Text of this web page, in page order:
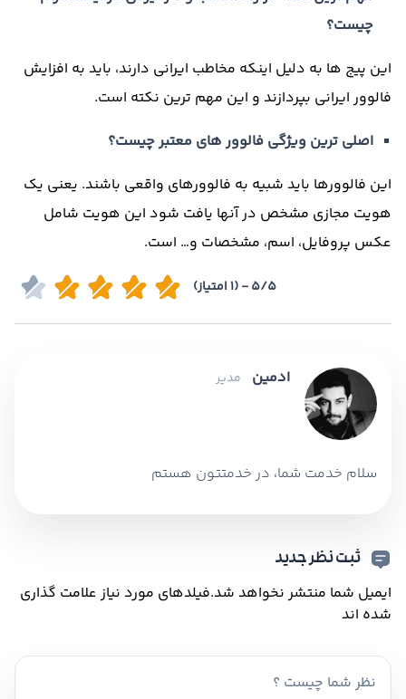
چیست؟
این پیج ها به دلیل اینکه مخاطب ایرانی دارند، باید به افزایش
فالوور ایرانی بپردازند و این مهم ترین نکته است.
اصلی ترین ویژگی فالوور های معتبر چیست؟
این فالوورها باید شبیه به فالوورهای واقعی باشند. یعنی یک
هویت مجازی مشخص در آنها یافت شود این هویت شامل
عکس پروفایل، اسم، مشخصات و… است.
5/5 - (1 امتیاز)
ادمین مدیر
سلام خدمت شما، در خدمتتون هستم
ثبت نظر جدید
ایمیل شما منتشر نخواهد شد.فیلدهای مورد نیاز علامت گذاری
شده اند